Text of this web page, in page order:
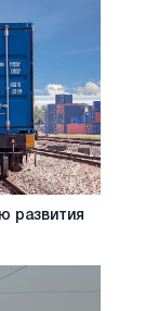
развития